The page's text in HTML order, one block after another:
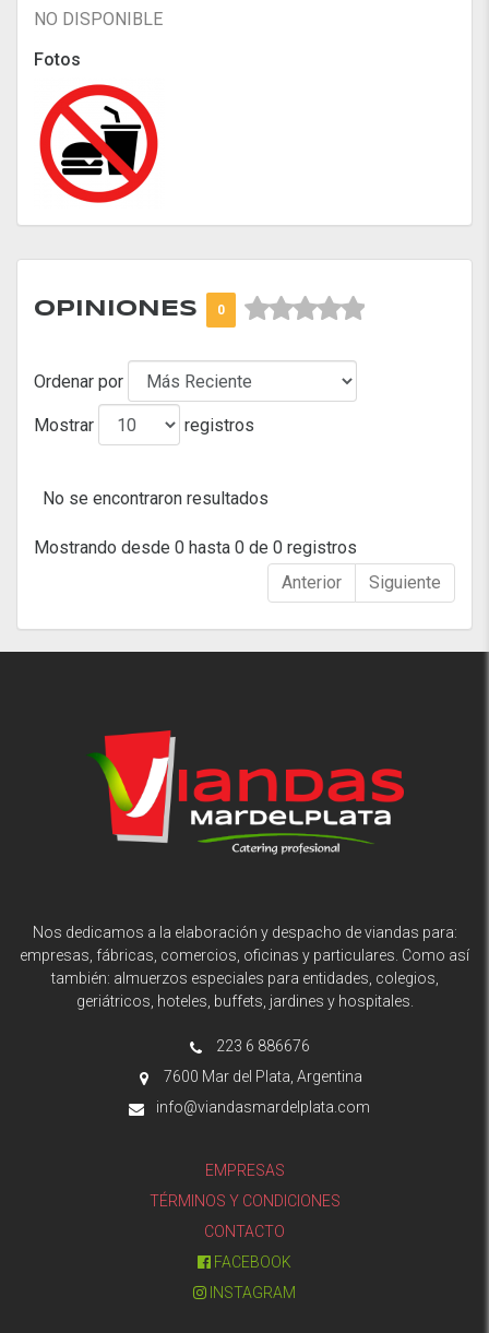
NO DISPONIBLE
Fotos
OPINIONES 0 


Ordenar por
Mostrar registros
No se encontraron resultados
Mostrando desde 0 hasta 0 de 0 registros
Anterior
Siguiente
Nos dedicamos a la elaboración y despacho de viandas para:
empresas, fábricas, comercios, oficinas y particulares. Como así
también: almuerzos especiales para entidades, colegios,
geriátricos, hoteles, buffets, jardines y hospitales.
223 6 886676
7600 Mar del Plata, Argentina
info@viandasmardelplata.com
EMPRESAS
TÉRMINOS Y CONDICIONES
CONTACTO
FACEBOOK
INSTAGRAM